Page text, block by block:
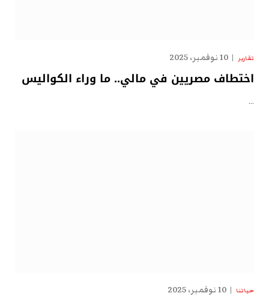
تقارير 10 نوفمبر، 2025
اختطاف مصريين في مالي.. ما وراء الكواليس
…
حياتنا 10 نوفمبر، 2025